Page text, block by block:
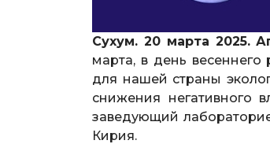
Сухум. 20 марта 2025.
марта, в день
для нашей страны
снижения негативного
заведующий
Кирия.